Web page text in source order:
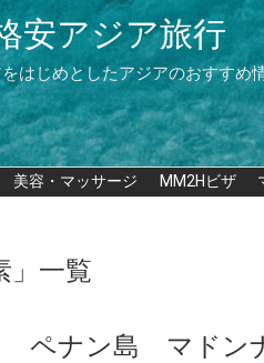
安アジア旅行
はじめとしたアジアのおすすめ
美容・マッサージ MM2Hビザ
」 一覧
ペナン島 マドン